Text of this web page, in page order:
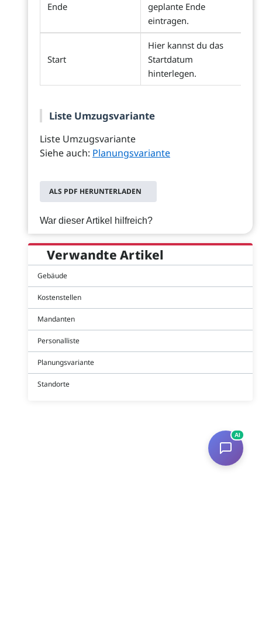
Ende
geplante Ende
eintragen.
Start
Hier kannst du das
Startdatum
hinterlegen.
Liste Umzugsvariante
Liste Umzugsvariante
Siehe auch: Planungsvariante
ALS PDF HERUNTERLADEN
War dieser Artikel hilfreich?
Verwandte Artikel
Gebäude
Kostenstellen
Mandanten
Personalliste
Planungsvariante
Standorte
AI